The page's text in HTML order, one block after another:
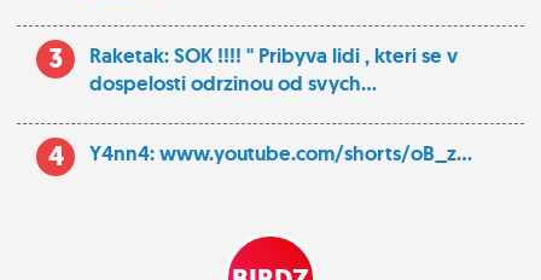
3
Raketak: SOK !!!! " Pribyva lidi , kteri se v
dospelosti odrzinou od svych...
4 Y4nn4: www.youtube.com/shorts/oB_z...